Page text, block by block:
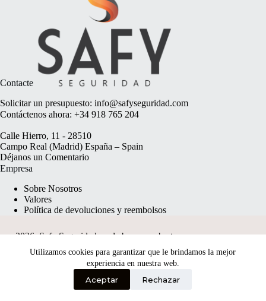
Utilizamos cookies para garantizar que le brindamos la mejor
experiencia en nuestra web.
Aceptar Rechazar
Contacte
Solicitar un presupuesto: info@safyseguridad.com
Contáctenos ahora: +34 918 765 204
Calle Hierro, 11 - 28510
Campo Real (Madrid) España – Spain
Déjanos un Comentario
Empresa
Sobre Nosotros
Valores
Política de devoluciones y reembolsos
2026, Safy Seguridad made byanyweb.pt